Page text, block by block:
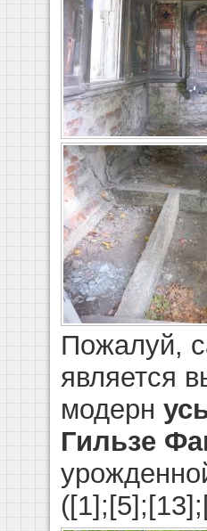
Пожалуй,
является
модерн
Гильзе